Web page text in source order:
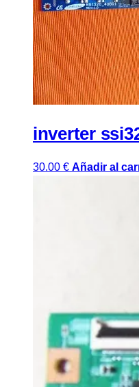
inverter
30.00 € Añadir al